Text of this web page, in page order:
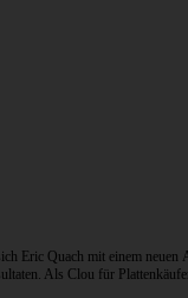
Eric Quach mit einem neuen
Als Clou für